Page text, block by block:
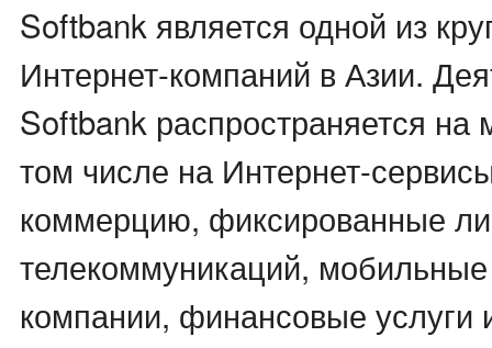
Softbank является одной из
Интернет-компаний в Азии.
Softbank распространяется
том числе на Интернет-
коммерцию, фиксированные
телекоммуникаций,
компании, финансовые услуги